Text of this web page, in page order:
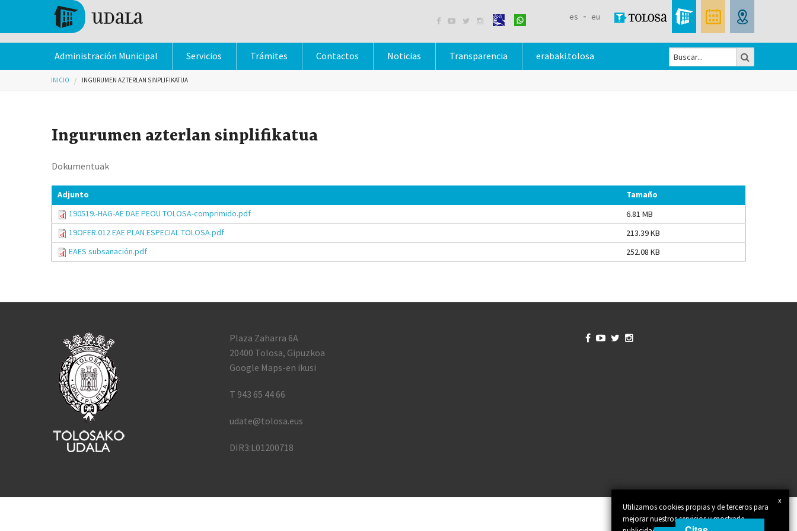
Pasar al contenido principal
    es eu
Formulario
Administración Municipal Servicios Trámites Contactos Noticias Transparencia erabaki.tolosa
Usted está aquí
INICIO INGURUMEN AZTERLAN SINPLIFIKATUA
Ingurumen azterlan sinplifikatua
Dokumentuak
Adjunto
Tamaño
190519.-HAG-AE DAE PEOU TOLOSA-comprimido.pdf
6.81 MB
19OFER.012 EAE PLAN ESPECIAL TOLOSA.pdf
213.39 KB
EAES subsanación.pdf
252.08 KB
x
Utilizamos cookies propias y de terceros para
mejorar nuestros servicios y mostrarle
Plaza Zaharra 6A
20400 Tolosa, Gipuzkoa
Google Maps-en ikusi
T 943 65 44 66
udate@tolosa.eus
DIR3:L01200718
   